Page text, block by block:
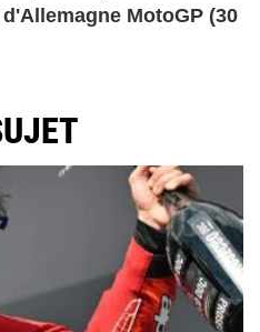
MotoGP (30